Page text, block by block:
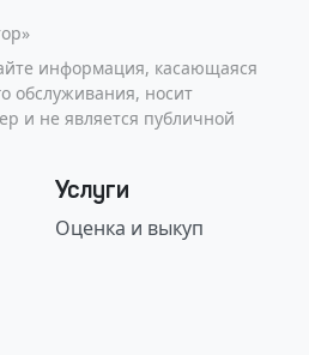
информация, касающаяся
обслуживания, носит
и не является публичной
Услуги
Оценка и выкуп